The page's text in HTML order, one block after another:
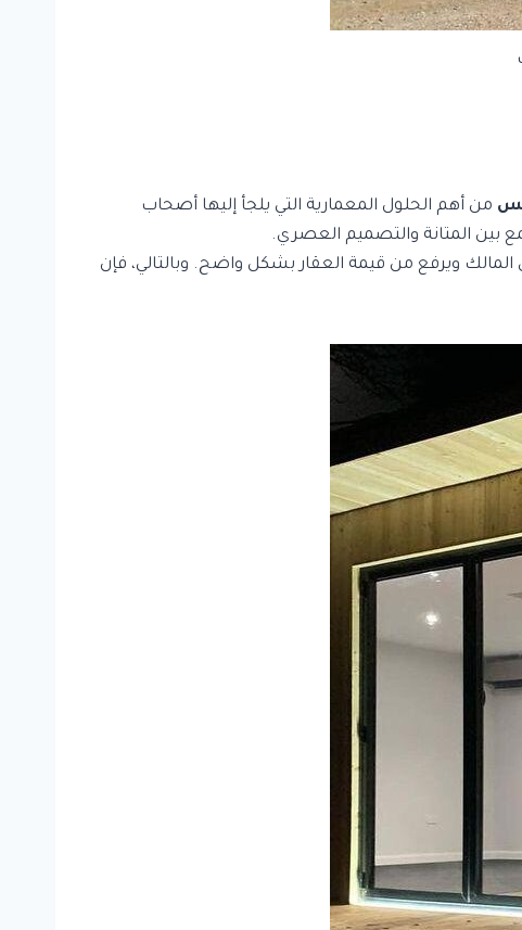
من أهم الحلول المعمارية التي يلجأ إليها أصحاب
بين المتانة والتصميم العصري.
ويرفع من قيمة العقار بشكل واضح. وبالتالي، فإن